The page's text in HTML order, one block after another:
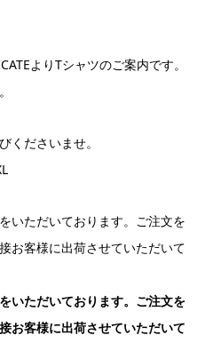
よりTシャツのご案内です。
くださいませ。
いただいております。ご注文を
お客様に出荷させていただいて
いただいております。ご注文を
お客様に出荷させていただいて